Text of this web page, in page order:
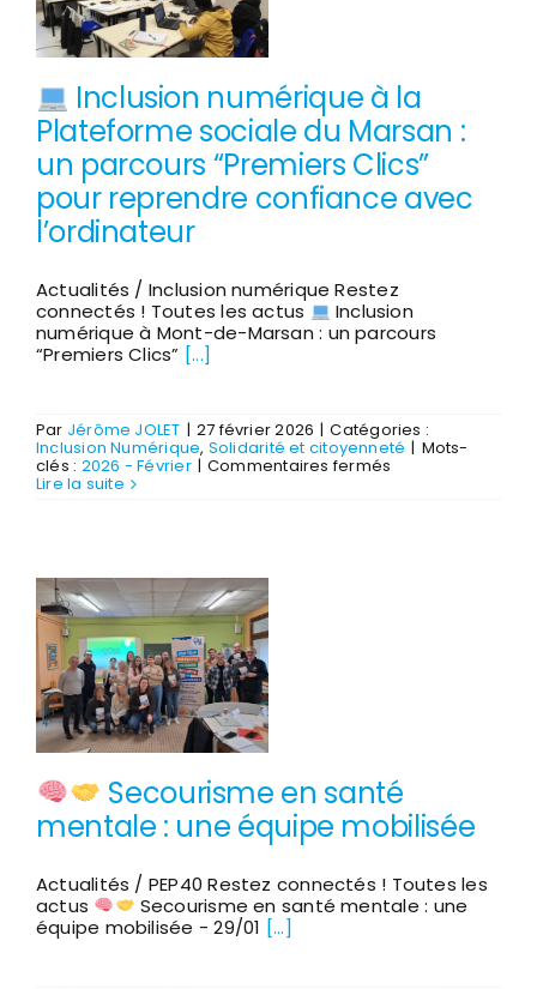
Inclusion numérique à la
Plateforme sociale du Marsan :
un parcours “Premiers Clics”
pour reprendre confiance avec
l’ordinateur
Actualités / Inclusion numérique Restez
connectés ! Toutes les actus
Inclusion
numérique à Mont-de-Marsan : un parcours
“Premiers Clics” [...]
Par Jérôme JOLET | 27 février 2026 | Catégories :
Inclusion Numérique, Solidarité et citoyenneté | Mots-
clés : 2026 - Février | Commentaires fermés
avec
l’ordinateur
Lire la suite
Secourisme en santé
mentale : une équipe mobilisée
Actualités / PEP40 Restez connectés ! Toutes les
actus
Secourisme en santé mentale : une
équipe mobilisée - 29/01 [...]